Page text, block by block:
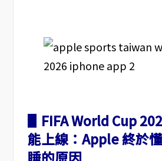
▋FIFA World Cup
能上線：Apple 終於
睡的原因